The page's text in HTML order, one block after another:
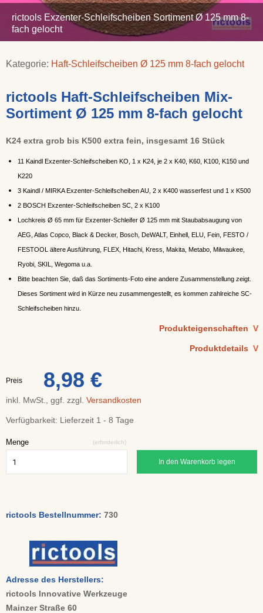
rictools Exzenter-Schleifscheiben Sortiment Ø 125 mm 8-
fach gelocht
Kategorie: Haft-Schleifscheiben Ø 125 mm 8-fach gelocht
rictools Haft-Schleifscheiben Mix-
Sortiment Ø 125 mm 8-fach gelocht
K24 extra grob bis K500 extra fein, insgesamt 16 Stück
11 Kaindl Exzenter-Schleifscheiben KO, 1 x K24, je 2 x K40, K60, K100, K150 und
K220
3 Kaindl / MIRKA Exzenter-Schleifscheiben AU, 2 x K400 wasserfest und 1 x K500
2 BOSCH Exzenter-Schleifscheiben SC, 2 x K100
Lochkreis Ø 65 mm für Exzenter-Schleifer Ø 125 mm mit Staubabsaugung von
AEG, Atlas Copco, Black & Decker, Bosch, DeWALT, Einhell, ELU, Fein, FESTO /
FESTOOL ältere Ausführung, FLEX, Hitachi, Kress, Makita, Metabo, Milwaukee,
Ryobi, SKIL, Wegoma u.a.
Bitte beachten Sie, daß das Sortiments-Foto eine andere Zusammenstellung zeigt.
Dieses Sortiment wird in Kürze neu zusammengestellt, es kommen zahlreiche SC-
Schleifscheiben hinzu.
Produkteigenschaften V
Produktdetails V
Preis 8,98 €
inkl. MwSt., ggf. zzgl. Versandkosten
Verfügbarkeit: Lieferzeit 1 - 8 Tage
Menge (erforderlich)
In den Warenkorb legen
rictools Bestellnummer: 730
Adresse des Herstellers:
rictools Innovative Werkzeuge
Mainzer Straße 60